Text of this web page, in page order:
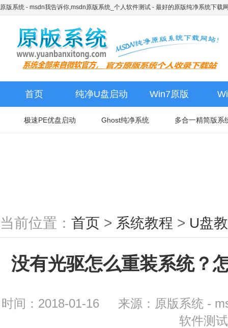
原版系统 - msdn我告诉你,msdn原版系统_个人软件测试 - 最好的原版纯净系统下载
首页 纯净U盘启动 Win7原版
极速PE优盘启动 Ghost纯净系统 多合一精简版系
当前位置： 首页 > 系统教程 > U盘
没有光驱怎么重装系统？
时间：2018-01-16
来源：原版系统 -
软件测试